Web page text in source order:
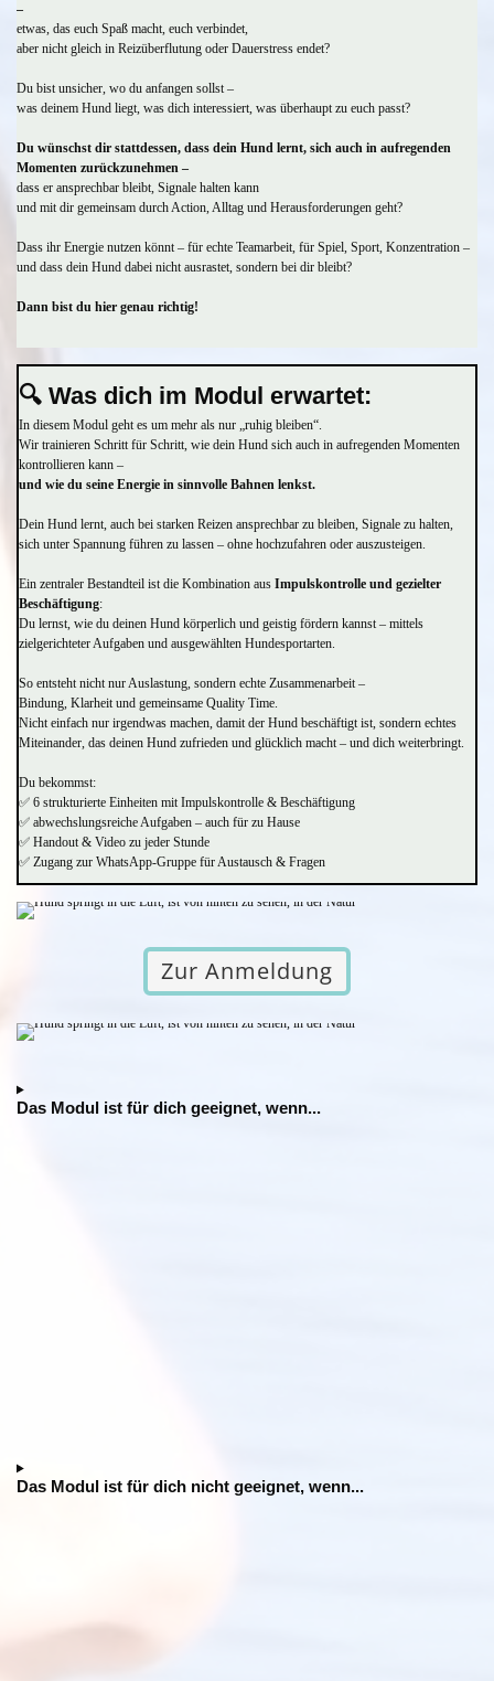
–
etwas, das euch Spaß macht, euch verbindet,
aber nicht gleich in Reizüberflutung oder Dauerstress endet?
Du bist unsicher, wo du anfangen sollst –
was deinem Hund liegt, was dich interessiert, was überhaupt zu euch passt?
Du wünschst dir stattdessen, dass dein Hund lernt, sich auch in aufregenden
Momenten zurückzunehmen –
dass er ansprechbar bleibt, Signale halten kann
und mit dir gemeinsam durch Action, Alltag und Herausforderungen geht?
Dass ihr Energie nutzen könnt – für echte Teamarbeit, für Spiel, Sport, Konzentration –
und dass dein Hund dabei nicht ausrastet, sondern bei dir bleibt?
Dann bist du hier genau richtig!
🔍 Was dich im Modul erwartet:
In diesem Modul geht es um mehr als nur „ruhig bleiben“.
Wir trainieren Schritt für Schritt, wie dein Hund sich auch in aufregenden Momenten
kontrollieren kann –
und wie du seine Energie in sinnvolle Bahnen lenkst.
Dein Hund lernt, auch bei starken Reizen ansprechbar zu bleiben, Signale zu halten,
sich unter Spannung führen zu lassen – ohne hochzufahren oder auszusteigen.
Ein zentraler Bestandteil ist die Kombination aus Impulskontrolle und gezielter
Beschäftigung:
Du lernst, wie du deinen Hund körperlich und geistig fördern kannst – mittels
zielgerichteter Aufgaben und ausgewählten Hundesportarten.
So entsteht nicht nur Auslastung, sondern echte Zusammenarbeit –
Bindung, Klarheit und gemeinsame Quality Time.
Nicht einfach nur irgendwas machen, damit der Hund beschäftigt ist, sondern echtes
Miteinander, das deinen Hund zufrieden und glücklich macht – und dich weiterbringt.
Du bekommst:
✅ 6 strukturierte Einheiten mit Impulskontrolle & Beschäftigung
✅ abwechslungsreiche Aufgaben – auch für zu Hause
✅ Handout & Video zu jeder Stunde
✅ Zugang zur WhatsApp-Gruppe für Austausch & Fragen
Zur Anmeldung
Das Modul ist für dich geeignet, wenn...
Das Modul ist für dich nicht geeignet, wenn...